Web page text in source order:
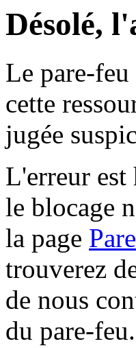
Désolé,
Le pare-
cette
jugée
L'erreur est
le blocage
la page
trouverez
de nous
du pare-feu.